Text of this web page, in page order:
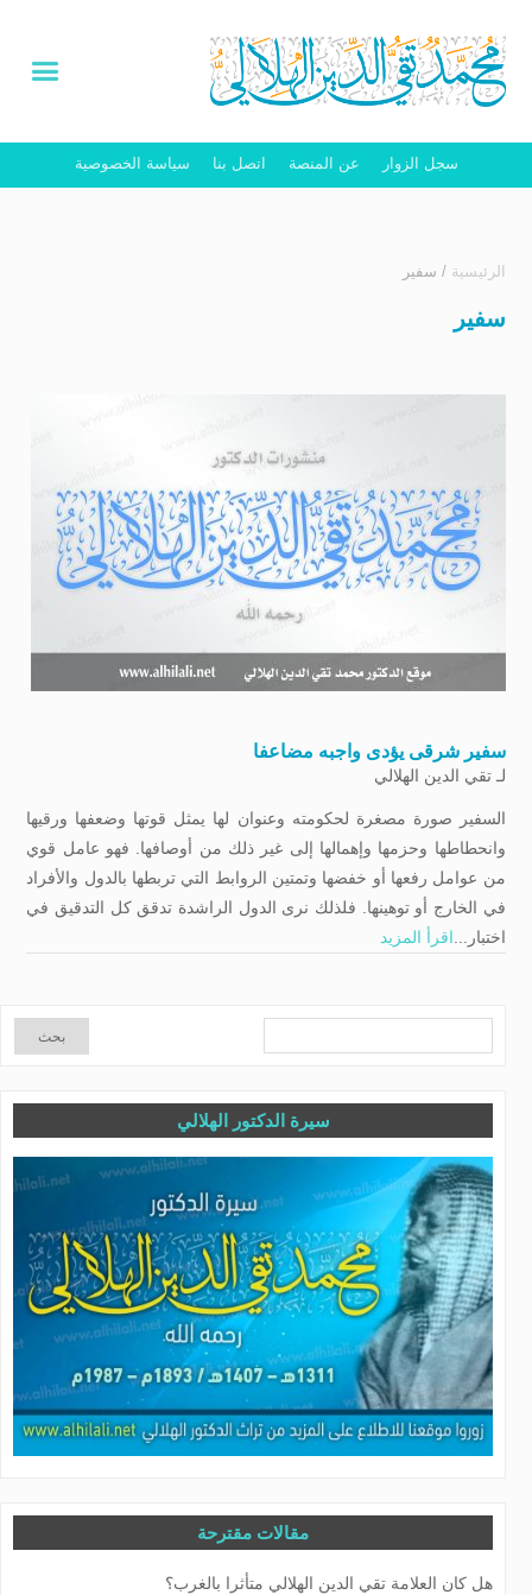
سجل الزوار عن المنصة اتصل بنا سياسة الخصوصية
الرئيسية / سفير
سفير
سفیر شرقی یؤدی واجبه مضاعفا
لـتقي الدين الهلالي
السفير صورة مصغرة لحكومته وعنوان لها يمثل قوتها وضعفها ورقيها
وانحطاطها وحزمها وإهمالها إلى غير ذلك من أوصافها. فهو عامل قوي
من عوامل رفعها أو خفضها وتمتين الروابط التي تربطها بالدول والأفراد
في الخارج أو توهینها. فلذلك نرى الدول الراشدة تدقق كل التدقيق في
اختبار...اقرأ المزيد
سيرة الدكتور الهلالي
مقالات مقترحة
هل كان العلامة تقي الدين الهلالي متأثرا بالغرب؟